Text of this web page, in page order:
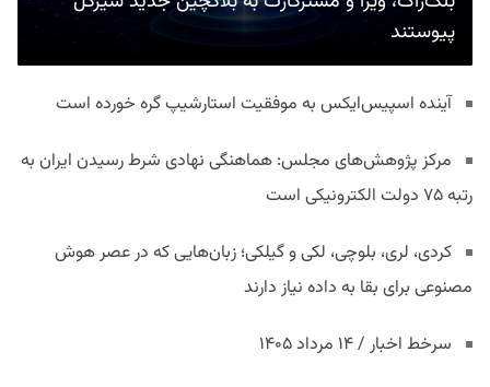
پیوستند
آینده اسپیس‌ایکس به موفقیت استارشیپ گره خورده است
مرکز پژوهش‌های مجلس: هماهنگی نهادی شرط رسیدن ایران به
رتبه ۷۵ دولت الکترونیکی است
کردی، لری، بلوچی، لکی و گیلکی؛ زبان‌هایی که در عصر هوش
مصنوعی برای بقا به داده نیاز دارند
سرخط اخبار / ۱۴ مرداد ۱۴۰۵